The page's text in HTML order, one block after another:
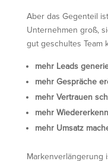
Aber das Gegenteil
Unternehmen groß,
gut geschultes Team
mehr Leads
mehr Gespräche
mehr Vertrauen
mehr
mehr Umsatz
Markenverlängerung